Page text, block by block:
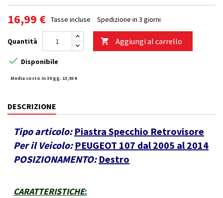
16,99 € Tasse incluse Spedizione in 3 giorni
Quantità  Aggiungi al carrello
 Disponibile
Media costo in 30 gg. 13,93 €
DESCRIZIONE
Tipo articolo: Piastra Specchio Retrovisore
Per il Veicolo: PEUGEOT 107 dal 2005 al 2014
POSIZIONAMENTO: Destro
CARATTERISTICHE: